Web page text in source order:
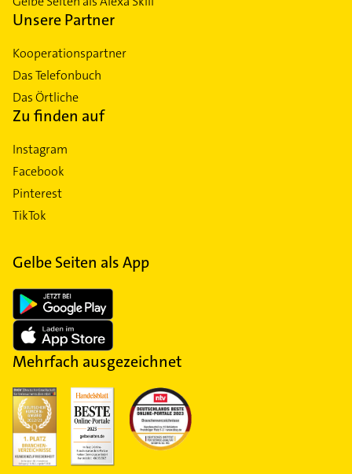
Unsere Partner
Kooperationspartner
Das Telefonbuch
Das Örtliche
Zu finden auf
Instagram
Facebook
Pinterest
TikTok
Gelbe Seiten als App
Mehrfach ausgezeichnet